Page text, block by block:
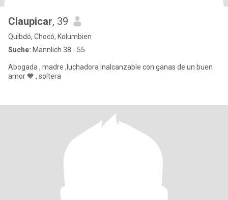
Claupicar, 39
Quibdó, Chocó, Kolumbien
Suche: Männlich 38 - 55
Abogada , madre ,luchadora inalcanzable con ganas de un buen
amor 🧡 , soltera